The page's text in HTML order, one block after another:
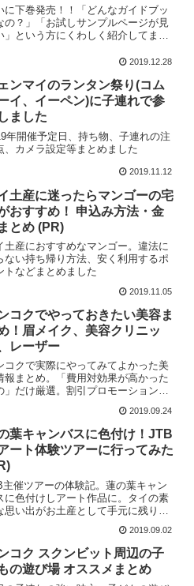
に下巻発売！！「どんなガイドブッ
の？」「お試しサンプルページが見
」という方にくわしく紹介してま
2019.12.28
ンマイのランタン祭り(コム
イ、イーペン)に子連れで参
ました
年開催予定日、持ち物、子連れの注
、カメラ設定等まとめました
2019.11.12
土産に迷ったらマンゴーの宅
おすすめ！ 申込み方法・金
とめ (PR)
土産におすすめなマンゴー。違法に
ない持ち帰り方法、安く利用するポ
トなどまとめました
2019.11.05
コクでやっておきたい美容ま
！眉メイク、美容クリニッ
レーザー
コクで実際にやってみてよかった美
報まとめ。「費用対効果が高かった
」だけ厳選。割引プロモーションを
2019.09.24
葉キャンバスに色付け！JTB
ート体験ツアーに行ってみた
主催ツアーの体験記。蓮の葉キャン
に色付けしアート作品に。タイの素
思い出がお土産として手元に残りま
2019.09.02
コク スクンビット周辺の子
の遊び場 オススメまとめ